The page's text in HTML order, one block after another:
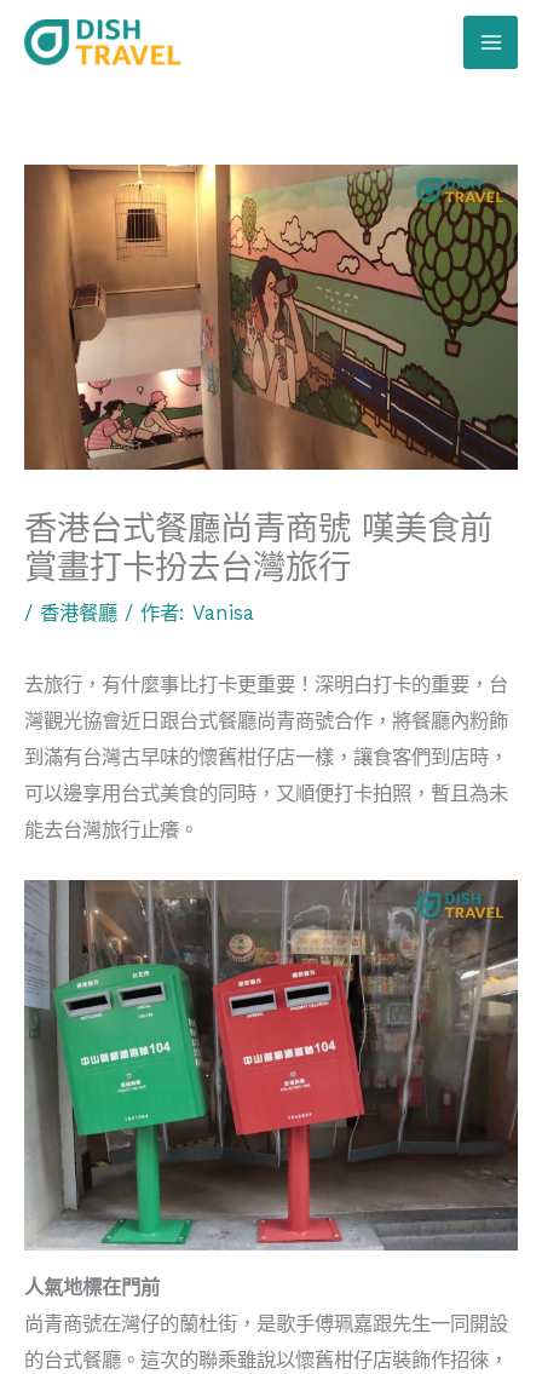
香港台式餐廳尚青商號 嘆美食前
賞畫打卡扮去台灣旅行
/ 香港餐廳 / 作者: Vanisa
去旅行，有什麼事比打卡更重要！深明白打卡的重要，台
灣觀光協會近日跟台式餐廳尚青商號合作，將餐廳內粉飾
到滿有台灣古早味的懷舊柑仔店一樣，讓食客們到店時，
可以邊享用台式美食的同時，又順便打卡拍照，暫且為未
能去台灣旅行止癢。
人氣地標在門前
尚青商號在灣仔的蘭杜街，是歌手傅珮嘉跟先生一同開設
的台式餐廳。這次的聯乘雖說以懷舊柑仔店裝飾作招徠，